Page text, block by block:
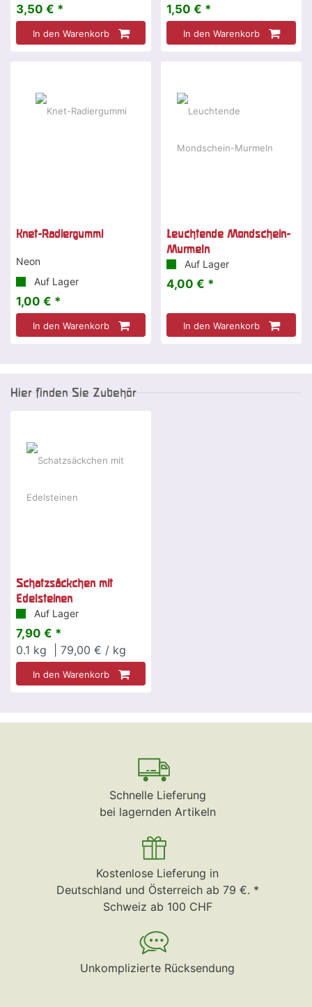
3,50 € *
In den Warenkorb
1,50 € *
In den Warenkorb
Knet-Radiergummi
Neon
Auf Lager
1,00 € *
In den Warenkorb
Leuchtende Mondschein-
Murmeln
Auf Lager
4,00 € *
In den Warenkorb
Hier finden Sie Zubehör
Schatzsäckchen mit
Edelsteinen
Auf Lager
7,90 € *
0.1 kg | 79,00 € / kg
In den Warenkorb
Schnelle Lieferung
bei lagernden Artikeln
Kostenlose Lieferung in
Deutschland und Österreich ab 79 €. *
Schweiz ab 100 CHF
Unkomplizierte Rücksendung